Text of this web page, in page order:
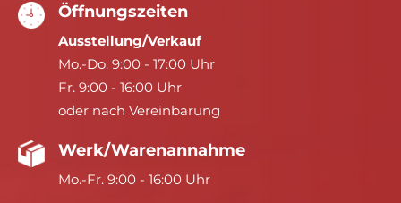
Öffnungszeiten
Ausstellung/Verkauf
Mo.-Do. 9:00 - 17:00 Uhr
Fr. 9:00 - 16:00 Uhr
oder nach Vereinbarung
Werk/Warenannahme
Mo.-Fr. 9:00 - 16:00 Uhr